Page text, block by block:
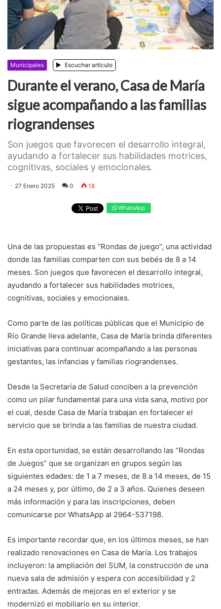
Municipales Escuchar artículo
Durante el verano, Casa de María
sigue acompañando a las familias
riograndenses
Son juegos que favorecen el desarrollo integral,
ayudando a fortalecer sus habilidades motrices,
cognitivas, sociales y emocionales.
27 Enero 2025 0 18
WhatsApp
Una de las propuestas es “Rondas de juego”, una actividad
donde las familias comparten con sus bebés de 8 a 14
meses. Son juegos que favorecen el desarrollo integral,
ayudando a fortalecer sus habilidades motrices,
cognitivas, sociales y emocionales.
Como parte de las políticas públicas que el Municipio de
Río Grande lleva adelante, Casa de María brinda diferentes
iniciativas para continuar acompañando a las personas
gestantes, las infancias y familias riograndenses.
Desde la Secretaría de Salud conciben a la prevención
como un pilar fundamental para una vida sana, motivo por
el cual, desde Casa de María trabajan en fortalecer el
servicio que se brinda a las familias de nuestra ciudad.
En esta oportunidad, se están desarrollando las “Rondas
de Juegos” que se organizan en grupos según las
siguientes edades: de 1 a 7 meses, de 8 a 14 meses, de 15
a 24 meses y, por último, de 2 a 3 años. Quienes deseen
más información y para las inscripciones, deben
comunicarse por WhatsApp al 2964-537198.
Es importante recordar que, en los últimos meses, se han
realizado renovaciones en Casa de María. Los trabajos
incluyeron: la ampliación del SUM, la construcción de una
nueva sala de admisión y espera con accesibilidad y 2
entradas. Además de mejoras en el exterior y se
modernizó el mobiliario en su interior.